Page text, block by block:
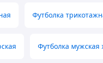
Футболка
Футболка мужская